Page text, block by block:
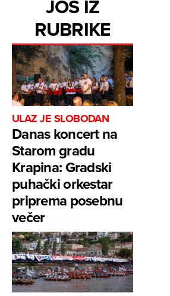
JOŠ IZ
RUBRIKE
ULAZ JE SLOBODAN
Danas koncert na
Starom gradu
Krapina: Gradski
puhački orkestar
priprema posebnu
večer